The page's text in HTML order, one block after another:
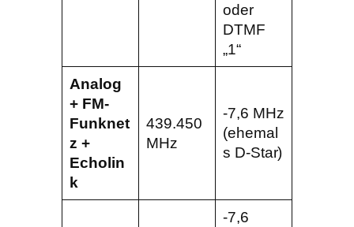
oder
DTMF
„1“
Analog
+ FM-
Funknet
z +
Echolin
k
439.450
MHz
-7,6 MHz
(ehemal
s D-Star)
-7,6